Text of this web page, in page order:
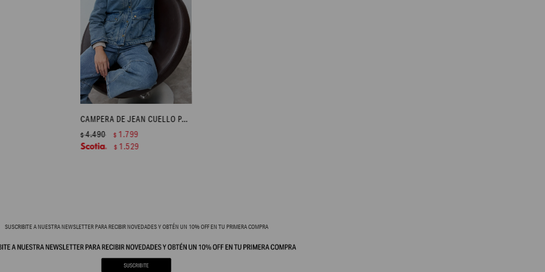
CAMPERA DE JEAN CUELLO PANA - JEAN MEDIO
$4.490 $ 1.799
$ 1.529
SUSCRIBITE A NUESTRA NEWSLETTER PARA RECIBIR NOVEDADES Y OBTÉN UN 10% OFF EN TU PRIMERA COMPRA